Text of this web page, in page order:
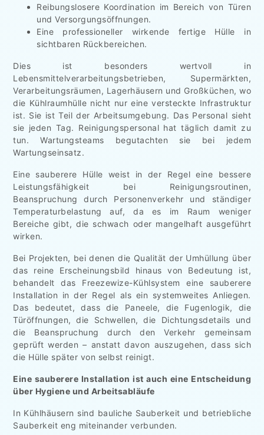
Reibungslosere Koordination im Bereich von Türen
und Versorgungsöffnungen.
Eine professioneller wirkende fertige Hülle in
sichtbaren Rückbereichen.
Dies ist besonders wertvoll in
Lebensmittelverarbeitungsbetrieben, Supermärkten,
Verarbeitungsräumen, Lagerhäusern und Großküchen, wo
die Kühlraumhülle nicht nur eine versteckte Infrastruktur
ist. Sie ist Teil der Arbeitsumgebung. Das Personal sieht
sie jeden Tag. Reinigungspersonal hat täglich damit zu
tun. Wartungsteams begutachten sie bei jedem
Wartungseinsatz.
Eine sauberere Hülle weist in der Regel eine bessere
Leistungsfähigkeit bei Reinigungsroutinen,
Beanspruchung durch Personenverkehr und ständiger
Temperaturbelastung auf, da es im Raum weniger
Bereiche gibt, die schwach oder mangelhaft ausgeführt
wirken.
Bei Projekten, bei denen die Qualität der Umhüllung über
das reine Erscheinungsbild hinaus von Bedeutung ist,
behandelt das Freezewize-Kühlsystem eine sauberere
Installation in der Regel als ein systemweites Anliegen.
Das bedeutet, dass die Paneele, die Fugenlogik, die
Türöffnungen, die Schwellen, die Dichtungsdetails und
die Beanspruchung durch den Verkehr gemeinsam
geprüft werden – anstatt davon auszugehen, dass sich
die Hülle später von selbst reinigt.
Eine sauberere Installation ist auch eine Entscheidung
über Hygiene und Arbeitsabläufe
In Kühlhäusern sind bauliche Sauberkeit und betriebliche
Sauberkeit eng miteinander verbunden.